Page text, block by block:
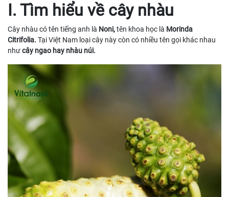
I. Tìm hiểu về cây nhàu
Cây nhàu có tên tiếng anh là Noni,tên khoa học là Morinda
Citrifolia. Tại Việt Nam loại cây này còn có nhiều tên gọi khác nhau
nhưcây ngao hay nhàu núi.